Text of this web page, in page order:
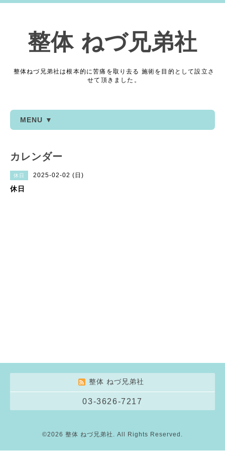
整体 ねづ兄弟社
整体ねづ兄弟社は根本的に苦痛を取り去る 施術を目的として設立さ
せて頂きました。
MENU ▼
カレンダー
休日 2025-02-02 (日)
休日
整体 ねづ兄弟社
03-3626-7217
©2026 整体 ねづ兄弟社 . All Rights Reserved.